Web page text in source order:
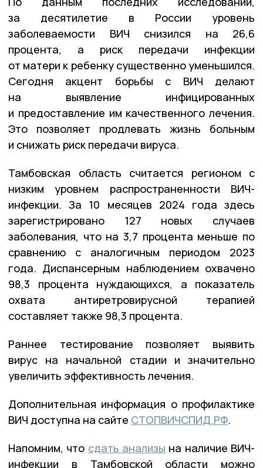
за десятилетие в России уровень
заболеваемости ВИЧ снизился на 26,6
процента, а риск передачи инфекции
от матери к ребенку существенно уменьшился.
Сегодня акцент борьбы с ВИЧ делают
на выявление инфицированных
и предоставление им качественного лечения.
Это позволяет продлевать жизнь больным
и снижать риск передачи вируса.
Тамбовская область считается регионом с
низким уровнем распространенности ВИЧ-
инфекции. За 10 месяцев 2024 года здесь
зарегистрировано 127 новых случаев
заболевания, что на 3,7 процента меньше по
сравнению с аналогичным периодом 2023
года. Диспансерным наблюдением охвачено
98,3 процента нуждающихся, а показатель
охвата антиретровирусной терапией
составляет также 98,3 процента.
Раннее тестирование позволяет выявить
вирус на начальной стадии и значительно
увеличить эффективность лечения.
Дополнительная информация о профилактике
ВИЧ доступна на сайте СТОПВИЧСПИД.РФ.
Напомним, что сдать анализы на наличие ВИЧ-
инфекции в Тамбовской области можно